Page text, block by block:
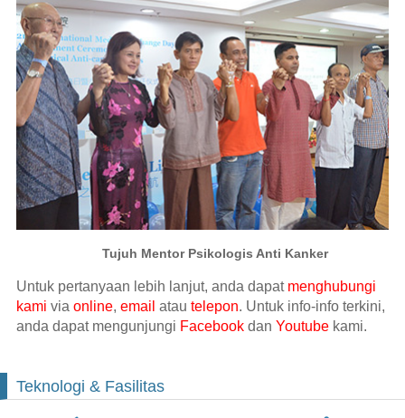
Tujuh Mentor Psikologis Anti Kanker
Untuk pertanyaan lebih lanjut, anda dapat menghubungi
kami via online, email atau telepon. Untuk info-info terkini,
anda dapat mengunjungi Facebookdan Youtubekami.
Teknologi & Fasilitas